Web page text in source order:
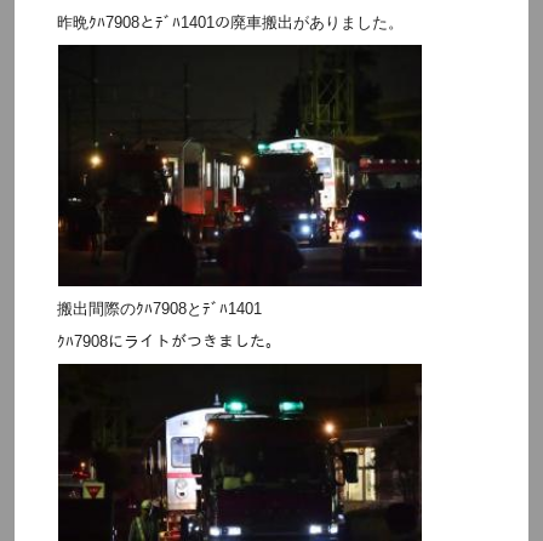
昨晩ｸﾊ7908とﾃﾞﾊ1401の廃車搬出がありました。
搬出間際のｸﾊ7908とﾃﾞﾊ1401
ｸﾊ7908にライトがつきました。